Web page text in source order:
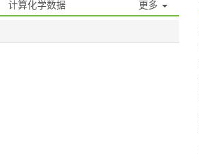
计算化学数据 更多